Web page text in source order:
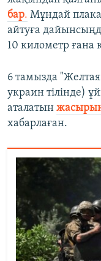
бар. Мұндай
айтуға
10 километр ғана
6 тамызда
украин тілінде)
аталатын
хабарлаған.